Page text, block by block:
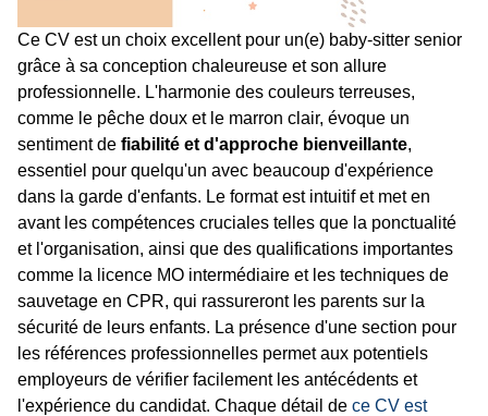
Ce CV est un choix excellent pour un(e) baby-sitter senior
grâce à sa conception chaleureuse et son allure
professionnelle. L'harmonie des couleurs terreuses,
comme le pêche doux et le marron clair, évoque un
sentiment de fiabilité et d'approche bienveillante,
essentiel pour quelqu'un avec beaucoup d'expérience
dans la garde d'enfants. Le format est intuitif et met en
avant les compétences cruciales telles que la ponctualité
et l'organisation, ainsi que des qualifications importantes
comme la licence MO intermédiaire et les techniques de
sauvetage en CPR, qui rassureront les parents sur la
sécurité de leurs enfants. La présence d'une section pour
les références professionnelles permet aux potentiels
employeurs de vérifier facilement les antécédents et
l'expérience du candidat. Chaque détail de ce CV est